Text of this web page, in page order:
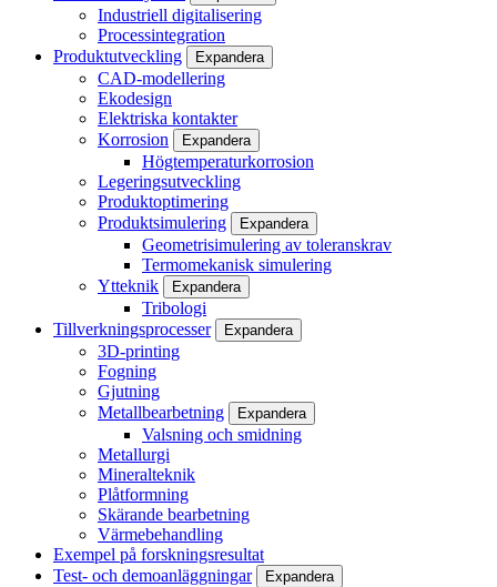
Industriell digitalisering
Processintegration
Produktutveckling
Expandera
CAD-modellering
Ekodesign
Elektriska kontakter
Korrosion
Expandera
Högtemperaturkorrosion
Legeringsutveckling
Produktoptimering
Produktsimulering
Expandera
Geometrisimulering av toleranskrav
Termomekanisk simulering
Ytteknik
Expandera
Tribologi
Tillverkningsprocesser
Expandera
3D-printing
Fogning
Gjutning
Metallbearbetning
Expandera
Valsning och smidning
Metallurgi
Mineralteknik
Plåtformning
Skärande bearbetning
Värmebehandling
Exempel på forskningsresultat
Test- och demoanläggningar
Expandera